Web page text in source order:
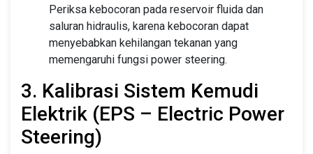
Periksa kebocoran pada reservoir fluida dan
saluran hidraulis, karena kebocoran dapat
menyebabkan kehilangan tekanan yang
memengaruhi fungsi power steering.
3. Kalibrasi Sistem Kemudi
Elektrik (EPS – Electric Power
Steering)